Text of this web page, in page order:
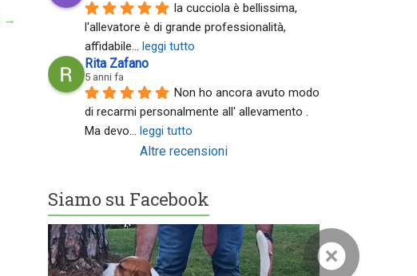
→
la cucciola è bellissima,
l'allevatore è di grande professionalità,
affidabile... leggi tutto
Rita Zafano
5 anni fa
Non ho ancora avuto modo
di recarmi personalmente all' allevamento .
Ma devo... leggi tutto
Altre recensioni
Siamo su Facebook